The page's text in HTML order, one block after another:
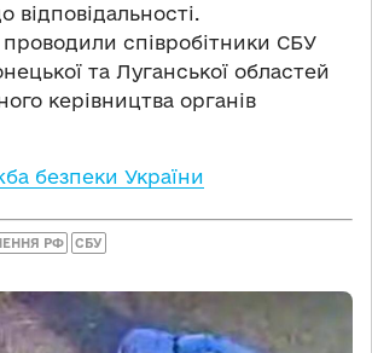
відповідальності.
проводили співробітники СБУ
та Луганської областей
керівництва органів
безпеки України
РФ СБУ